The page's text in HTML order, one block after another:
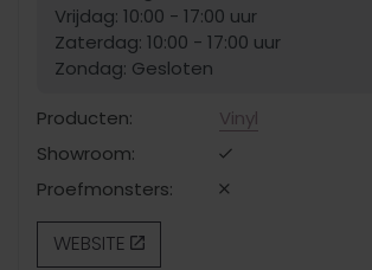
Vrijdag: 10:00 - 17:00 uur
Zaterdag: 10:00 - 17:00 uur
Zondag: Gesloten
Producten:
Vinyl
Showroom:
Proefmonsters:
WEBSITE